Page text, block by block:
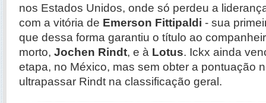
nos Estados Unidos, onde só perdeu a
com a vitória de Emerson Fittipaldi - sua
que dessa forma garantiu o título ao
morto, Jochen Rindt, e à Lotus. Ickx ainda
etapa, no México, mas sem obter a pontuação
ultrapassar Rindt na classificação geral.